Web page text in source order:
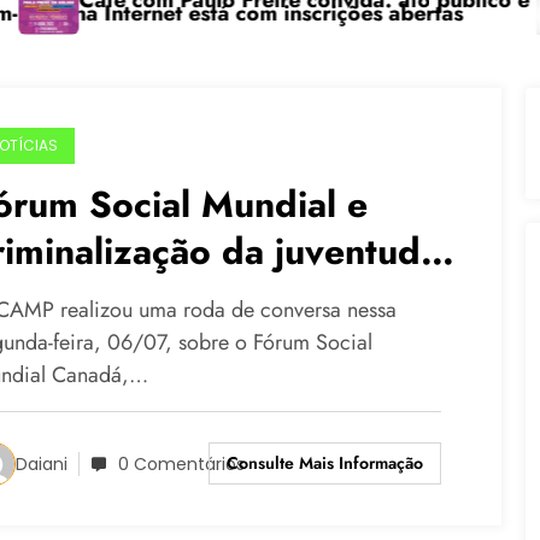
Internet está com inscrições abertas
Social Mundial e
da juventude
debatidos no CAMP
realizou uma roda de conversa nessa
feira, 06/07, sobre o Fórum Social
Canadá,…
Daiani 0 ComentáriosConsulte Mais Informação